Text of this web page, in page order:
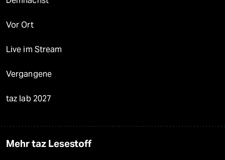
Vor Ort
Live im Stream
Vergangene
taz lab 2027
Mehr taz Lesestoff